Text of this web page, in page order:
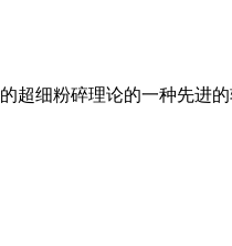
超细粉碎理论的一种先进